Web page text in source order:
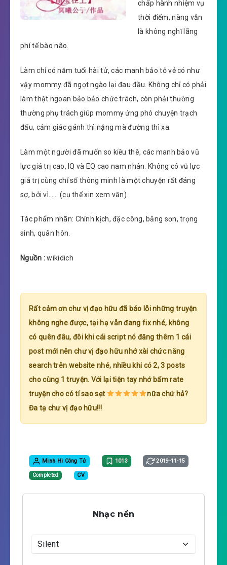
chấp hành nhiệm vụ
thời điểm, nàng vẫn
là không nghĩ lãng
phí tế bào não.
Làm chỉ có năm tuổi hài tử, các manh bảo tỏ vẻ có như
vậy mommy đã ngọt ngào lại đau đầu. Không chỉ có phải
làm thật ngoan bảo bảo chức trách, còn phải thường
thường phụ trách giúp mommy ứng phó chuyện trạch
đấu, cảm giác gánh thì nặng mà đường thì xa.
Làm một người đã muốn so kiều thê, các manh bảo vũ
lực giá trị cao, IQ và EQ cao nam nhân. Không có vũ lực
giá trị cùng chỉ số thông minh là một chuyện rất đáng
sợ, bởi vì…… (cụ thể xin xem văn)
Tác phẩm nhãn: Chính kịch, đặc công, băng sơn, trọng
sinh, quân hôn.
Nguồn :wikidich
Rất cảm ơn chư vị đạo hữu đã báo lỗi những truyện
không nghe được, tại hạ vẫn đang fix nhé, không
có quên đâu, đôi khi cái script nó đăng thêm 1 cái
post mới nên chư vị đạo hữu nhớ xài chức năng
search trên website nhé, nhiều khi có 2, 3 posts
cho cùng 1 truyện. Với lại tiện tay nhớ bấm rate
truyện cho có tí sao sẹt
nữa chứ hả?
Đa tạ chư vị đạo hữu!!!
Minh Hi Công Tử 1013 2019-11-15
Completed CV
Nhạc nền